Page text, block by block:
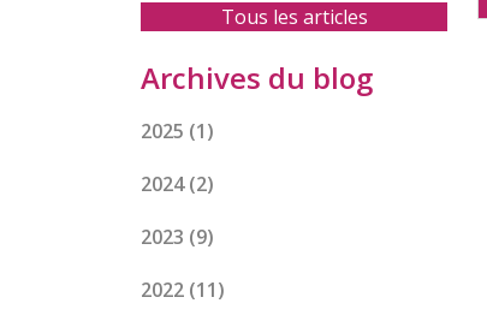
Tous les articles
Archives du blog
2025 (1)
2024(2)
2023 (9)
2022 (11)